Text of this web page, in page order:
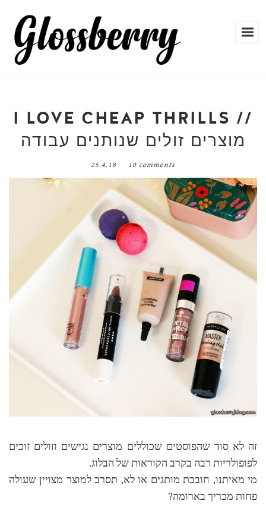
I LOVE CHEAP THRILLS //
מוצרים זולים שנותנים עבודה
25.4.18 10 comments
זה לא סוד שהפוסטים שכוללים מוצרים נגישים וזולים זוכים
לפופולריות רבה בקרב הקוראות של הבלוג.
מי מאיתנו, חובבת מותגים או לא, תסרב למוצר מצויין שעולה
פחות מכריך בארומה?